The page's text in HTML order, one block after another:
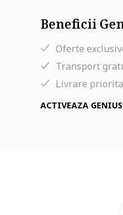
Beneficii
Oferte
Transport
Livrare
ACTIVEAZA GENIUS